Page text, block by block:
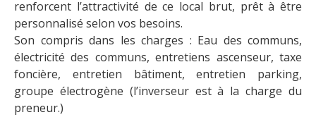
renforcent l’attractivité de ce local brut, prêt à être
personnalisé selon vos besoins.
Son compris dans les charges : Eau des communs,
électricité des communs, entretiens ascenseur, taxe
foncière, entretien bâtiment, entretien parking,
groupe électrogène (l’inverseur est à la charge du
preneur.)